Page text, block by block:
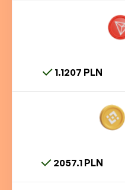
1.1207 PLN
2057.1 PLN